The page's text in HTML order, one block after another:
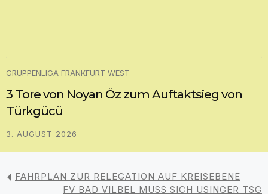
GRUPPENLIGA FRANKFURT WEST
3 Tore von Noyan Öz zum Auftaktsieg von
Türkgücü
3. AUGUST 2026
FAHRPLAN ZUR RELEGATION AUF KREISEBENE
FV BAD VILBEL MUSS SICH USINGER TSG